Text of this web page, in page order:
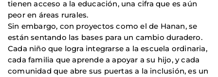
tienen acceso a la educación, una cifra que es aún
peor en áreas rurales.
Sin embargo, con proyectos como el de Hanan, se
están sentando las bases para un cambio duradero.
Cada niño que logra integrarse a la escuela ordinaria,
cada familia que aprende a apoyar a su hijo, y cada
comunidad que abre sus puertas a la inclusión, es un